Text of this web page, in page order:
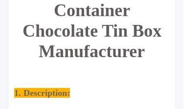
Container
Chocolate Tin Box
Manufacturer
1. Description: